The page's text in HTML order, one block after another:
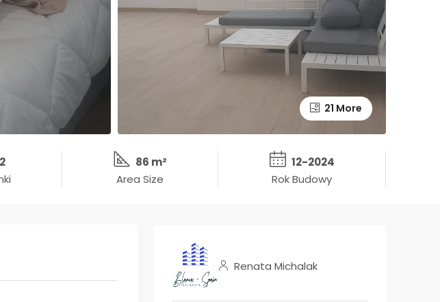
21 More
2
86 m²
Area Size
12-2024
Rok Budowy
Renata Michalak